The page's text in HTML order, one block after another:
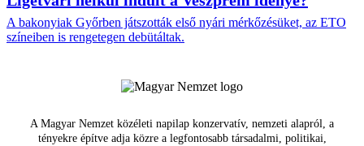
A bakonyiak Győrben játszották első nyári mérkőzésüket, az ETO
színeiben is rengetegen debütáltak.
A Magyar Nemzet közéleti napilap konzervatív, nemzeti alapról, a
tényekre építve adja közre a legfontosabb társadalmi, politikai,